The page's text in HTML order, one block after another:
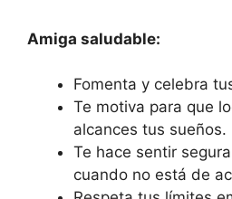
Amiga saludable:
Fomenta y celebra
Te motiva para que
alcances tus sueños.
Te hace sentir
cuando no está de